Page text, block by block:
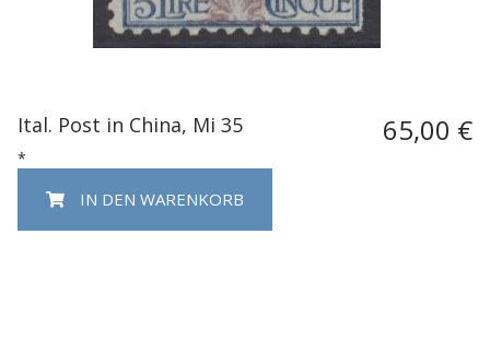
Ital. Post in China, Mi 35 65,00 €
*
IN DEN WARENKORB